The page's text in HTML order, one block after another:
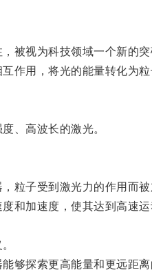
视为科技领域一个新的突
用，将光的能量转化为粒
、高波长的激光。
子受到激光力的作用而被
加速度，使其达到高速运
探索更高能量和更远距离